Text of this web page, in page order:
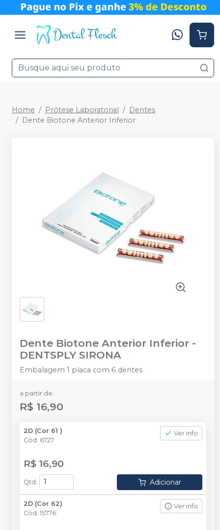
Home Prótese Laboratorial
Dentes
Dente Biotone Anterior Inferior
Dente Biotone Anterior Inferior -
DENTSPLY SIRONA
Embalagem 1 placa com 6 dentes
a partir de:
R$ 16,90
2D (Cor 61 )
Cód. 6727
Ver info
R$ 16,90
Qtd : Adicionar
2D (Cor 62)
Cód. 15776
Ver info